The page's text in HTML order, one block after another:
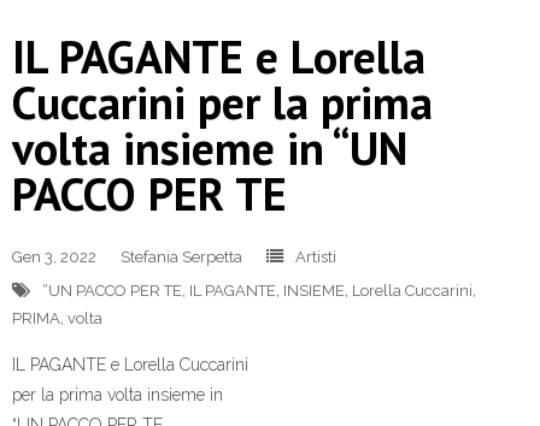
IL PAGANTE e Lorella
Cuccarini per la prima
volta insieme in “UN
PACCO PER TE
Gen 3, 2022 Stefania Serpetta
Artisti
“UN PACCO PER TE, IL PAGANTE, INSIEME, Lorella Cuccarini,
PRIMA, volta
IL PAGANTE e Lorella Cuccarini
per la prima volta insieme in